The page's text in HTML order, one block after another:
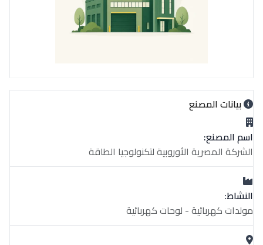
بيانات المصنع
اسم المصنع:
الشركة المصرية الأوروبية لتكنولوجيا الطاقة
النشاط:
مولدات كهربائية - لوحات كهربائية